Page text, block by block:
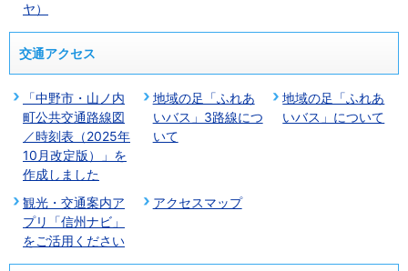
ヤ）
交通アクセス
「中野市・山ノ内
町公共交通路線図
／時刻表（2025年
10月改定版）」を
作成しました
地域の足「ふれあ
いバス」3路線につ
いて
地域の足「ふれあ
いバス」について
観光・交通案内ア
プリ「信州ナビ」
をご活用ください
アクセスマップ